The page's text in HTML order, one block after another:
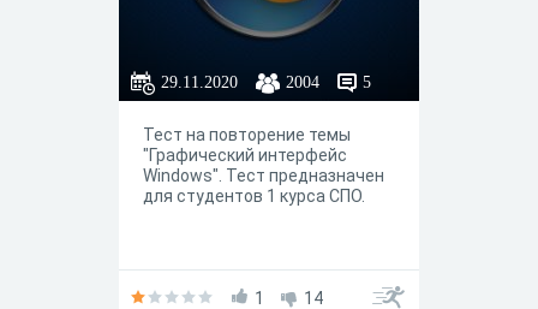
29.11.2020 2004 5
Тест на повторение темы
"Графический интерфейс
Windows". Тест предназначен
для студентов 1 курса СПО.
1 14